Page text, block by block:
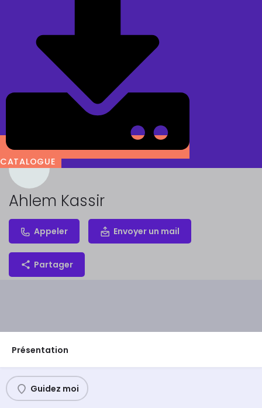
CATALOGUE
Ahlem Kassir
Appeler Envoyer un mail
Partager
Présentation
Guidez moi